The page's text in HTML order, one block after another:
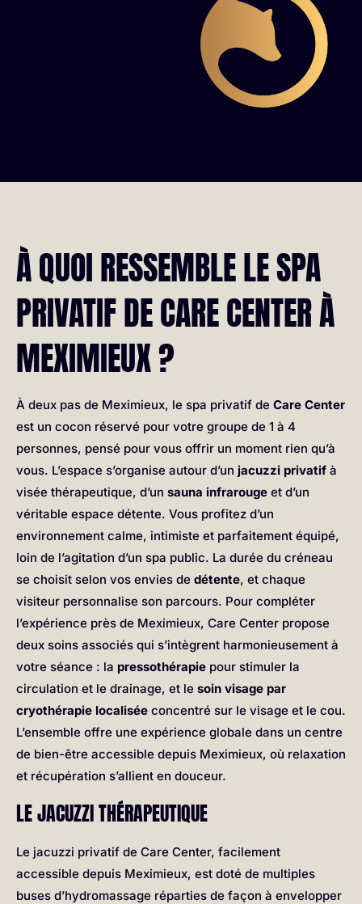
À QUOI RESSEMBLE LE SPA
PRIVATIF DE CARE CENTER À
MEXIMIEUX ?
À deux pas de Meximieux, le spa privatif de Care Center
est un cocon réservé pour votre groupe de 1 à 4
personnes, pensé pour vous offrir un moment rien qu’à
vous. L’espace s’organise autour d’un jacuzzi privatif à
visée thérapeutique, d’un sauna infrarouge et d’un
véritable espace détente. Vous profitez d’un
environnement calme, intimiste et parfaitement équipé,
loin de l’agitation d’un spa public. La durée du créneau
se choisit selon vos envies de détente, et chaque
visiteur personnalise son parcours. Pour compléter
l’expérience près de Meximieux, Care Center propose
deux soins associés qui s’intègrent harmonieusement à
votre séance : la pressothérapie pour stimuler la
circulation et le drainage, et le soin visage par
cryothérapie localisée concentré sur le visage et le cou.
L’ensemble offre une expérience globale dans un centre
de bien-être accessible depuis Meximieux, où relaxation
et récupération s’allient en douceur.
LE JACUZZI THÉRAPEUTIQUE
Le jacuzzi privatif de Care Center, facilement
accessible depuis Meximieux, est doté de multiples
buses d’hydromassage réparties de façon à envelopper